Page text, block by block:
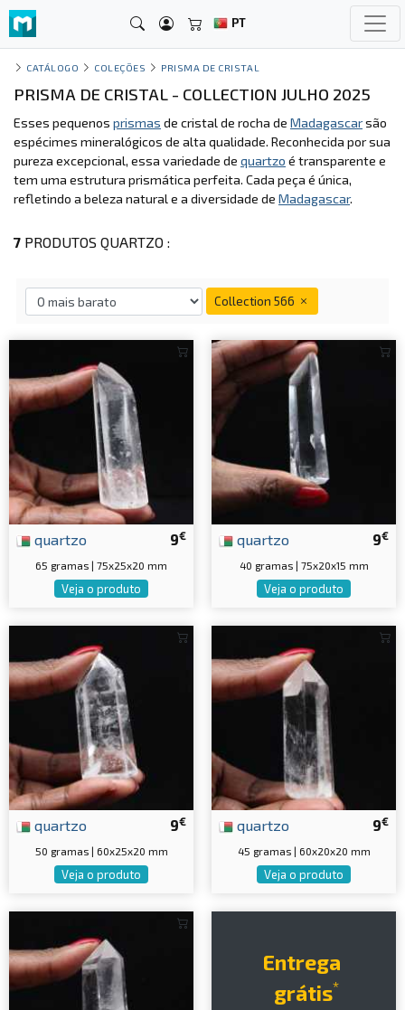
PT
CATÁLOGO COLEÇÕES PRISMA DE CRISTAL
PRISMA DE CRISTAL - COLLECTION JULHO 2025
Esses pequenos prismas de cristal de rocha de Madagascarsão
espécimes mineralógicos de alta qualidade. Reconhecida por sua
pureza excepcional, essa variedade de quartzo é transparente e
tem uma estrutura prismática perfeita. Cada peça é única,
refletindo a beleza natural e a diversidade de Madagascar.
7 PRODUTOS QUARTZO :
Collection 566
9€
quartzo
65 gramas | 75x25x20 mm
Veja o produto
9€
quartzo
40 gramas | 75x20x15 mm
Veja o produto
9€
quartzo
50 gramas | 60x25x20 mm
Veja o produto
9€
quartzo
45 gramas | 60x20x20 mm
Veja o produto
Entrega
grátis*